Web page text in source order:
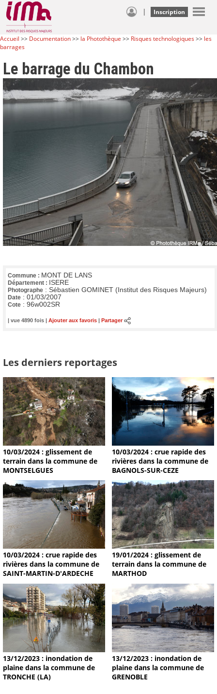
| Inscription
Accueil >> Documentation>> la Photothèque >> Risques technologiques>> les
barrages
Le barrage du Chambon
Commune : MONT DE LANS
Département : ISERE
Photographe : Sébastien GOMINET (Institut des Risques Majeurs)
Date : 01/03/2007
Cote : 96w002SR
| vue 4890 fois | Ajouter aux favoris Partager
Les derniers reportages
10/03/2024 : glissement de
terrain dans la commune de
MONTSELGUES
10/03/2024 : crue rapide des
rivières dans la commune de
BAGNOLS-SUR-CEZE
10/03/2024 : crue rapide des
rivières dans la commune de
SAINT-MARTIN-D'ARDECHE
19/01/2024 : glissement de
terrain dans la commune de
MARTHOD
13/12/2023 : inondation de
plaine dans la commune de
TRONCHE (LA)
13/12/2023 : inondation de
plaine dans la commune de
GRENOBLE